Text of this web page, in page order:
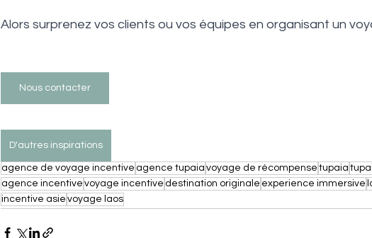
Alors surprenez vos clients ou vos équipes en organisant un
Nous contacter
D'autres inspirations
agence de voyage incentive agence tupaia voyage de récompense tupaia
agence incentive voyage incentive destination originale experience immersive
incentive asie voyage laos